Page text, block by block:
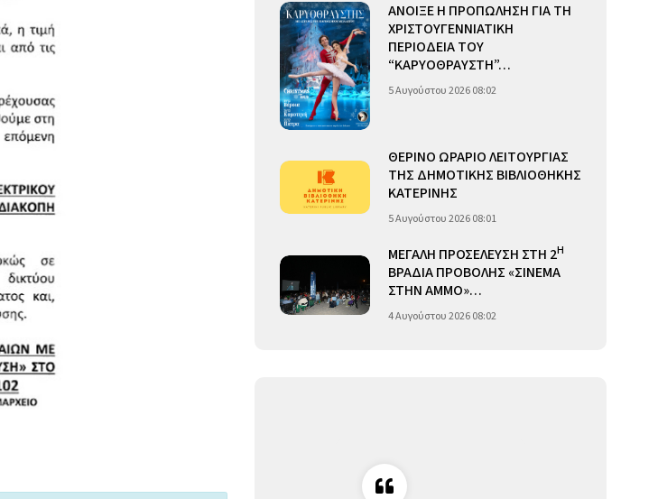
ΑΝΟΙΞΕ Η ΠΡΟΠΩΛΗΣΗ ΓΙΑ ΤΗ
ΧΡΙΣΤΟΥΓΕΝΝΙΑΤΙΚΗ
ΠΕΡΙΟΔΕΙΑ ΤΟΥ
“ΚΑΡΥΟΘΡΑΥΣΤΗ”…
5 Αυγούστου 2026 08:02
ΘΕΡΙΝΟ ΩΡΑΡΙΟ ΛΕΙΤΟΥΡΓΙΑΣ
ΤΗΣ ΔΗΜΟΤΙΚΗΣ ΒΙΒΛΙΟΘΗΚΗΣ
ΚΑΤΕΡΙΝΗΣ
5 Αυγούστου 2026 08:01
ΜΕΓΑΛΗ ΠΡΟΣΕΛΕΥΣΗ ΣΤΗ 2Η
ΒΡΑΔΙΑ ΠΡΟΒΟΛΗΣ «ΣΙΝΕΜΑ
ΣΤΗΝ ΑΜΜΟ»…
4 Αυγούστου 2026 08:02